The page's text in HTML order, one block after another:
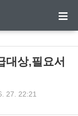
대상,필요서
27. 22:21